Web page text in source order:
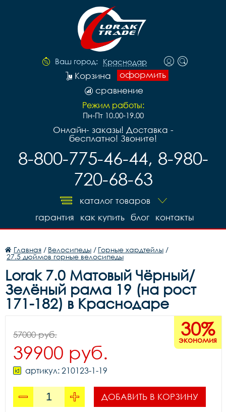
Ваш город: Краснодар
оформить
Корзина
сравнение
Режим работы:
Пн-Пт 10.00-19.00
Онлайн- заказы! Доставка -
бесплатно! Звоните!
8-800-775-46-44, 8-980-
720-68-63
каталог товаров
контакты
блог
как купить
гарантия
Главная / Велосипеды / Горные хардтейлы /
27.5 дюймов горные велосипеды
Lorak 7.0 Матовый Чёрный/
Зелёный рама 19 (на рост
171-182) в Краснодаре
30%
экономия
57000 руб.
39900 руб.
артикул: 210123-1-19
ДОБАВИТЬ В КОРЗИНУ